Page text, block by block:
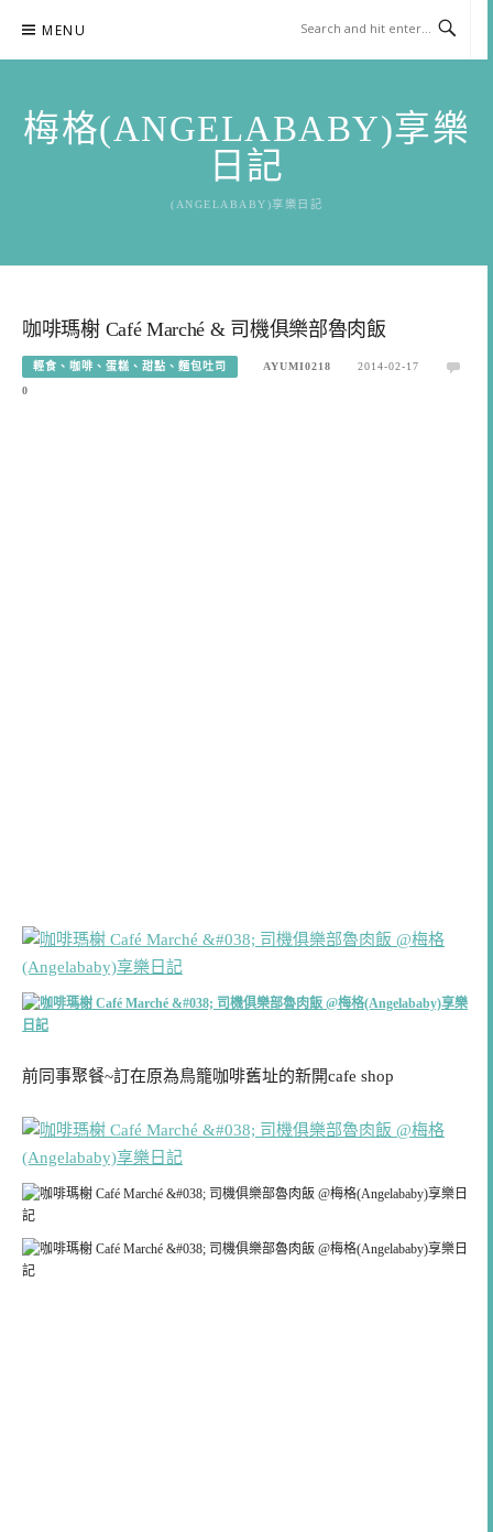
content
MENU
梅格(ANGELABABY)享樂
日記
(ANGELABABY)享樂日記
咖啡瑪榭 Café Marché & 司機俱樂部魯肉飯
輕食、咖啡、蛋糕、甜點、麵包吐司 AYUMI0218
2014-02-17
0
前同事聚餐~訂在原為鳥籠咖啡舊址的新開cafe shop